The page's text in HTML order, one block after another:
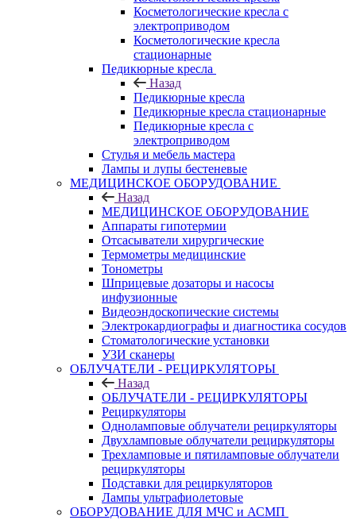
Косметологические кресла с
электроприводом
Косметологические кресла
стационарные
Педикюрные кресла
Назад
Педикюрные кресла
Педикюрные кресла стационарные
Педикюрные кресла с
электроприводом
Стулья и мебель мастера
Лампы и лупы бестеневые
МЕДИЦИНСКОЕ ОБОРУДОВАНИЕ
Назад
МЕДИЦИНСКОЕ ОБОРУДОВАНИЕ
Аппараты гипотермии
Отсасыватели хирургические
Термометры медицинские
Тонометры
Шприцевые дозаторы и насосы
инфузионные
Видеоэндоскопические системы
Электрокардиографы и диагностика сосудов
Стоматологические установки
УЗИ сканеры
ОБЛУЧАТЕЛИ - РЕЦИРКУЛЯТОРЫ
Назад
ОБЛУЧАТЕЛИ - РЕЦИРКУЛЯТОРЫ
Рециркуляторы
Одноламповые облучатели рециркуляторы
Двухламповые облучатели рециркуляторы
Трехламповые и пятиламповые облучатели
рециркуляторы
Подставки для рециркуляторов
Лампы ультрафиолетовые
ОБОРУДОВАНИЕ ДЛЯ МЧС и АСМП